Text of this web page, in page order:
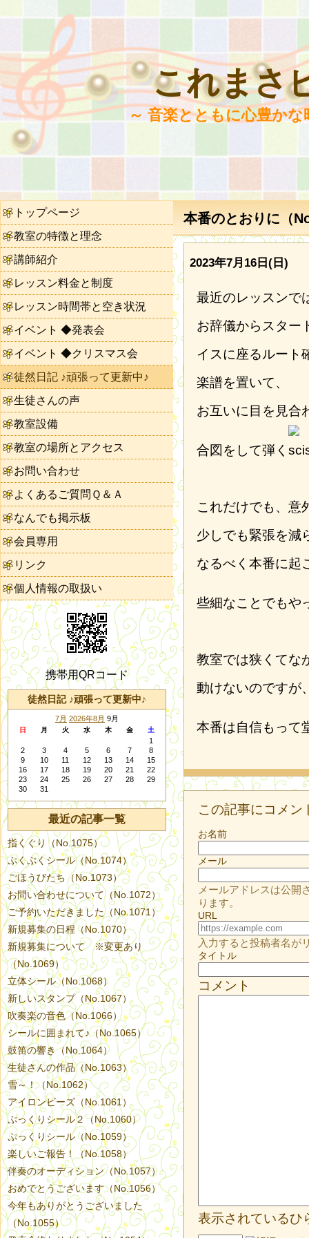
これまさ
～ 音楽とともに心豊か
本番のとおりに（
2023年7月16日(日)
最近のレッスンで
お辞儀からスター
イスに座るルート
楽譜を置いて、
お互いに目を見合
合図をして弾く
これだけでも、意
少しでも緊張を減
なるべく本番に起
些細なことでもや
教室では狭くてな
動けないのですが
本番は自信もって
この記事にコメン
お名前
メール
メールアドレスは公開
ります。
URL
入力すると投稿者名が
タイトル
コメント
表示されているひ
トップページ
教室の特徴と理念
講師紹介
レッスン料金と制度
レッスン時間帯と空き状況
イベント ◆発表会
イベント ◆クリスマス会
徒然日記 ♪頑張って更新中♪
生徒さんの声
教室設備
教室の場所とアクセス
お問い合わせ
よくあるご質問Ｑ＆Ａ
なんでも掲示板
会員専用
リンク
個人情報の取扱い
携帯用QRコード
徒然日記 ♪頑張って更新中♪
7月 2026年8月 9月
日 月 火 水 木 金 土
1
2
3 4 5 6 7
8
9
10 11 12 13 14
15
16
17 18 19 20 21
22
23
24 25 26 27 28
29
30
31
最近の記事一覧
指くぐり（No.1075）
ぷくぷくシール（No.1074）
ごほうびたち（No.1073）
お問い合わせについて（No.1072）
ご予約いただきました（No.1071）
新規募集の日程（No.1070）
新規募集について ※変更あり
（No.1069）
立体シール（No.1068）
新しいスタンプ（No.1067）
吹奏楽の音色（No.1066）
シールに囲まれて♪（No.1065）
鼓笛の響き（No.1064）
生徒さんの作品（No.1063）
雪～！（No.1062）
アイロンビーズ（No.1061）
ぷっくりシール２（No.1060）
ぷっくりシール（No.1059）
楽しいご報告！（No.1058）
伴奏のオーディション（No.1057）
おめでとうございます（No.1056）
今年もありがとうございました
（No.1055）